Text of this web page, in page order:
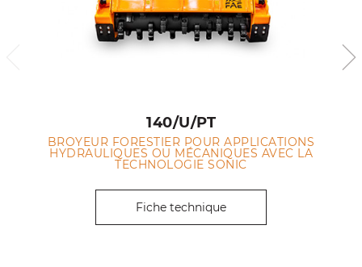
140/U/PT
BROYEUR FORESTIER POUR APPLICATIONS
HYDRAULIQUES OU MÉCANIQUES AVEC LA
TECHNOLOGIE SONIC
Fiche technique